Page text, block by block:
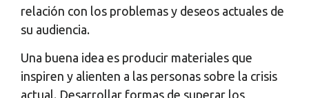
relación con los problemas y deseos actuales de
su audiencia.
Una buena idea es producir materiales que
inspiren y alienten a las personas sobre la crisis
actual. Desarrollar formas de superar los